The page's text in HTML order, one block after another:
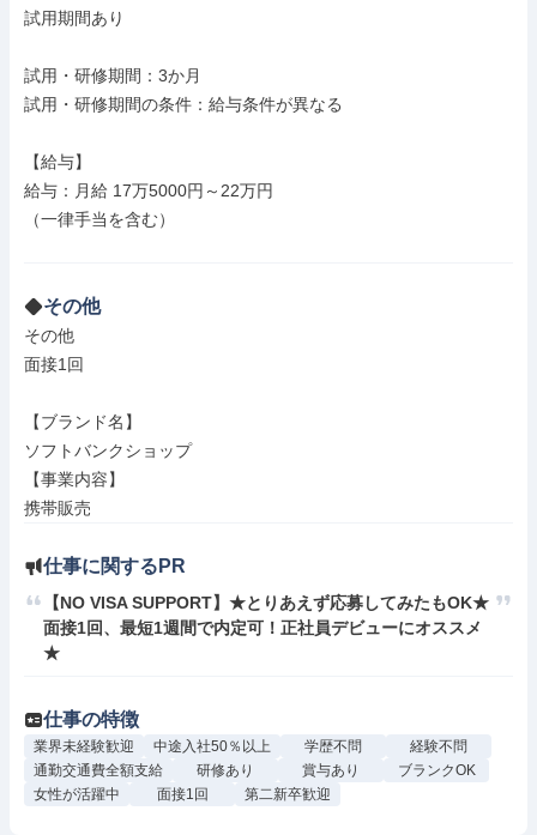
試用期間あり
試用・研修期間：3か月
試用・研修期間の条件：給与条件が異なる
【給与】
給与：月給 17万5000円～22万円
（一律手当を含む）
その他
その他
面接1回
【ブランド名】
ソフトバンクショップ
【事業内容】
携帯販売
仕事に関するPR
【NO VISA SUPPORT】★とりあえず応募してみたもOK★
面接1回、最短1週間で内定可！正社員デビューにオススメ
★
仕事の特徴
業界未経験歓迎 中途入社50％以上 学歴不問
経験不問
通勤交通費全額支給
研修あり 賞与あり
ブランクOK
女性が活躍中
面接1回 第二新卒歓迎